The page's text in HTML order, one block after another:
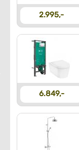
2.995,-
6.849,-